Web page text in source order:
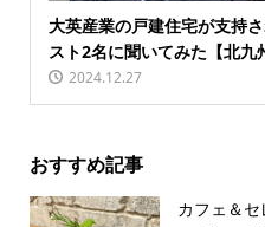
大英産業の戸建住宅が支持
スト2名に聞いてみた【北九
2024.12.27
おすすめ記事
カフェ＆